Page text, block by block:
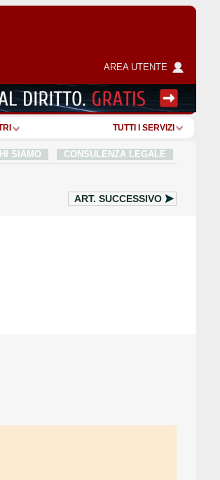
AREA UTENTE
TUTTI I SERVIZI
SIAMO
CONSULENZA LEGALE
ART. SUCCESSIVO